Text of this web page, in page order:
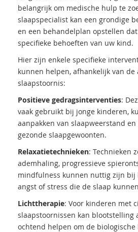
belangrijk om medische hulp te
slaapspecialist kan een grondige
en een behandelplan opstellen
specifieke behoeften van uw kind.
Hier zijn enkele specifieke
kunnen helpen, afhankelijk van de
slaapstoornis:
Positieve gedragsinterventies:
vaak gebruikt bij jonge kinderen,
aanpakken van slaapweerstand
gezonde slaapgewoonten.
Relaxatietechnieken: Technieken
ademhaling, progressieve
mindfulness kunnen nuttig zijn bij
angst of stress die de slaap
Lichttherapie: Voor kinderen met
slaapstoornissen kan blootstelling
ochtend helpen om de biologische